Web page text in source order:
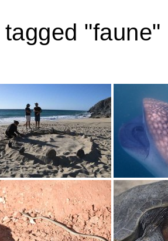
"faune"